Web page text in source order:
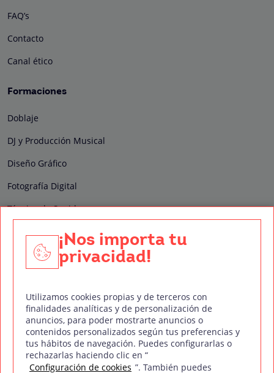
FAQ’s
Contacto
Canal ético
Formaciones
Doblaje
DJ y Producción Musical
Diseño Gráfico
Fotografía Digital
Técnico de Sonido
Edición y Postproducción de Vídeo
Nuestros sellos de calidad
Síguenos en Redes Sociales
¡Nos importa tu
privacidad!
Utilizamos cookies propias y de terceros con
finalidades analíticas y de personalización de
anuncios, para poder mostrarte anuncios o
contenidos personalizados según tus preferencias y
tus hábitos de navegación. Puedes configurarlas o
rechazarlas haciendo clic en “
Configuración de cookies ”. También puedes